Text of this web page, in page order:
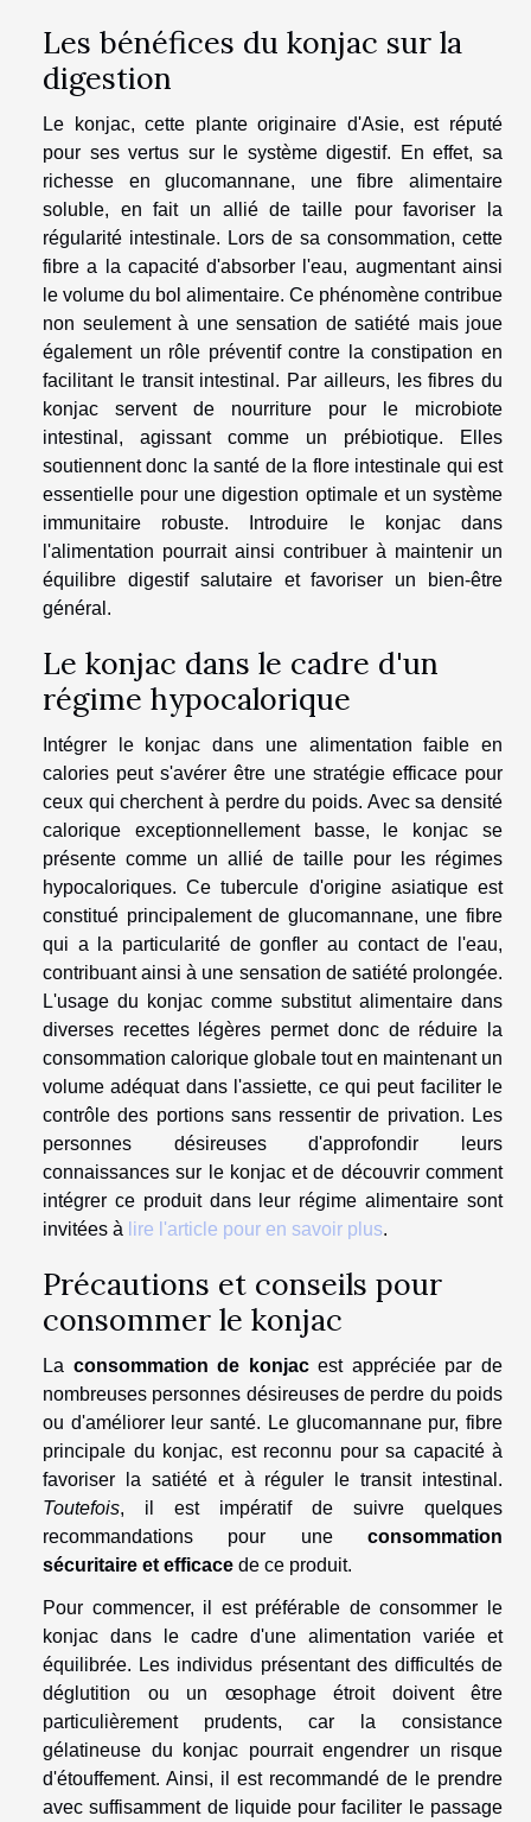
Les bénéfices du konjac sur la
digestion
Le konjac, cette plante originaire d'Asie, est réputé
pour ses vertus sur le système digestif. En effet, sa
richesse en glucomannane, une fibre alimentaire
soluble, en fait un allié de taille pour favoriser la
régularité intestinale. Lors de sa consommation, cette
fibre a la capacité d'absorber l'eau, augmentant ainsi
le volume du bol alimentaire. Ce phénomène contribue
non seulement à une sensation de satiété mais joue
également un rôle préventif contre la constipation en
facilitant le transit intestinal. Par ailleurs, les fibres du
konjac servent de nourriture pour le microbiote
intestinal, agissant comme un prébiotique. Elles
soutiennent donc la santé de la flore intestinale qui est
essentielle pour une digestion optimale et un système
immunitaire robuste. Introduire le konjac dans
l'alimentation pourrait ainsi contribuer à maintenir un
équilibre digestif salutaire et favoriser un bien-être
général.
Le konjac dans le cadre d'un
régime hypocalorique
Intégrer le konjac dans une alimentation faible en
calories peut s'avérer être une stratégie efficace pour
ceux qui cherchent à perdre du poids. Avec sa densité
calorique exceptionnellement basse, le konjac se
présente comme un allié de taille pour les régimes
hypocaloriques. Ce tubercule d'origine asiatique est
constitué principalement de glucomannane, une fibre
qui a la particularité de gonfler au contact de l'eau,
contribuant ainsi à une sensation de satiété prolongée.
L'usage du konjac comme substitut alimentaire dans
diverses recettes légères permet donc de réduire la
consommation calorique globale tout en maintenant un
volume adéquat dans l'assiette, ce qui peut faciliter le
contrôle des portions sans ressentir de privation. Les
personnes désireuses d'approfondir leurs
connaissances sur le konjac et de découvrir comment
intégrer ce produit dans leur régime alimentaire sont
invitées à lire l'article pour en savoir plus.
Précautions et conseils pour
consommer le konjac
La consommation de konjacest appréciée par de
nombreuses personnes désireuses de perdre du poids
ou d'améliorer leur santé. Le glucomannane pur, fibre
principale du konjac, est reconnu pour sa capacité à
favoriser la satiété et à réguler le transit intestinal.
Toutefois, il est impératif de suivre quelques
recommandations pour une consommation
sécuritaire et efficace de ce produit.
Pour commencer, il est préférable de consommer le
konjac dans le cadre d'une alimentation variée et
équilibrée. Les individus présentant des difficultés de
déglutition ou un œsophage étroit doivent être
particulièrement prudents, car la consistance
gélatineuse du konjac pourrait engendrer un risque
d'étouffement. Ainsi, il est recommandé de le prendre
avec suffisamment de liquide pour faciliter le passage